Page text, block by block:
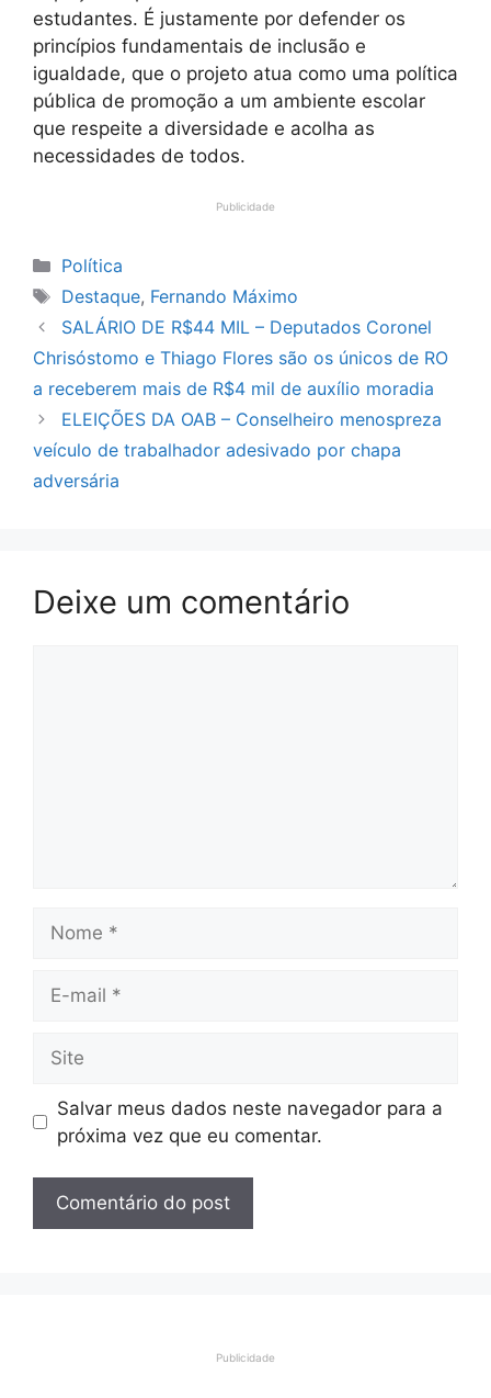
estudantes. É justamente por defender os
princípios fundamentais de inclusão e
igualdade, que o projeto atua como uma política
pública de promoção a um ambiente escolar
que respeite a diversidade e acolha as
necessidades de todos.
Publicidade
Categorias
Política
Tags
Destaque, Fernando Máximo
SALÁRIO DE R$44 MIL – Deputados Coronel
Chrisóstomo e Thiago Flores são os únicos de RO
a receberem mais de R$4 mil de auxílio moradia
ELEIÇÕES DA OAB – Conselheiro menospreza
veículo de trabalhador adesivado por chapa
adversária
Deixe um comentário
mail
Salvar meus dados neste navegador para a
próxima vez que eu comentar.
Publicidade